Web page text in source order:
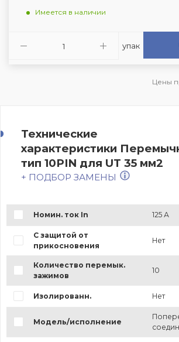
Имеется в наличии
упак
Цены
Технические
характеристики
тип 10PIN для UT 35 мм2
+ ПОДБОР ЗАМЕНЫ
Номин. ток In 125 А
С защитой от
прикосновения
Нет
Количество перемык.
зажимов
10
Изолированн. Нет
Модель/исполнение